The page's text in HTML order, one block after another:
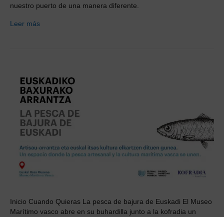
nuestro puerto de una manera diferente.
Leer más
Inicio Cuando Quieras La pesca de bajura de Euskadi El Museo
Marítimo vasco abre en su buhardilla junto a la kofradia un